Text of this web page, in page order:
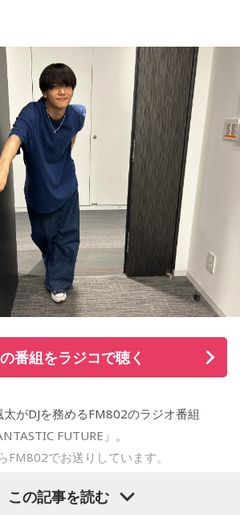
ストライブで、どんな一夜が生まれる
武道館でその瞬間を迎える。
の活動再開から現在に至るまでの
で大切にしていること、メンバー・上
いてもトークを展開。ラストライブを
の言葉を、ぜひ番組でチェックしてほ
タイムフリーで！
努力が実を結んだというエピソード
の夏休み、FANTASTICSのオーディシ
当時を振り返り。合宿審査などを経て、
ンバーに選ばれたあの夏は、「自分の
ほど、今でも忘れられない特別な思い
同級生との再会を報告してくれたリス
ージをきっかけに、颯太氏も久しぶり
人組で集まったエピソードを。焼肉を食
スポッチャへ。「懐かしい〜」の一言
上がれたという、学生時代の空気がその
な時間だったそうです☆
春の続きのようなお話も。東京で参加し
、なんと中学生の頃に所属していたフ
ュライカー大阪時代のチームメイトと偶
話に花が咲いたのはもちろん、颯太氏
話してくれました！
た"忘れられない夏"のエピソードに、
られない素敵な思い出をたくさん作っ
番組をラジコで聴く
太がDJを務めるFM802のラジオ番組
FUTURE」。
FM802でお送りしています。
けしました！お付き合いいただきあり
この記事を読む